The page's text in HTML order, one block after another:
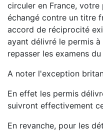
circuler en France,
échangé contre un titre
accord de réciprocité
ayant délivré le permis
repasser les examens
A noter l'exception
En effet les permis
suivront effectivement
En revanche, pour les